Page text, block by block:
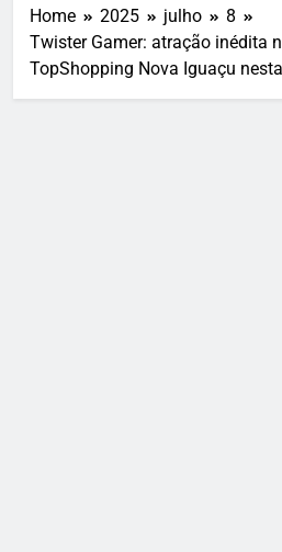
Home 2025 julho
8
Twister Gamer: atração inédita
TopShopping Nova Iguaçu